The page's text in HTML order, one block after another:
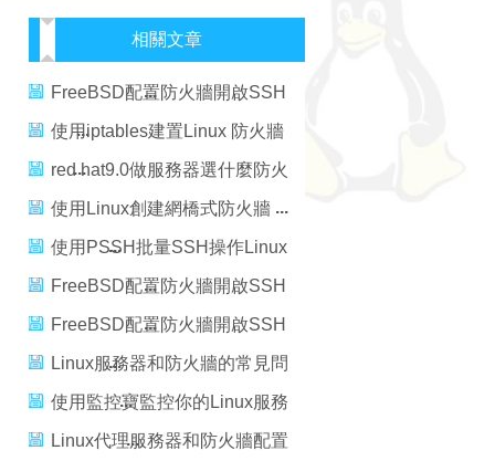
相關文章
FreeBSD配置防火牆開啟SSH
服務的方法
使用iptables建置Linux 防火牆
(1)
red hat9.0做服務器選什麼防火
牆
使用Linux創建網橋式防火牆
使用PSSH批量SSH操作Linux
服務器
FreeBSD配置防火牆開啟SSH
服務的方法
FreeBSD配置防火牆開啟SSH
服務的方法
Linux服務器和防火牆的常見問
題解答
使用監控寶監控你的Linux服務
器(附圖)
Linux代理服務器和防火牆配置